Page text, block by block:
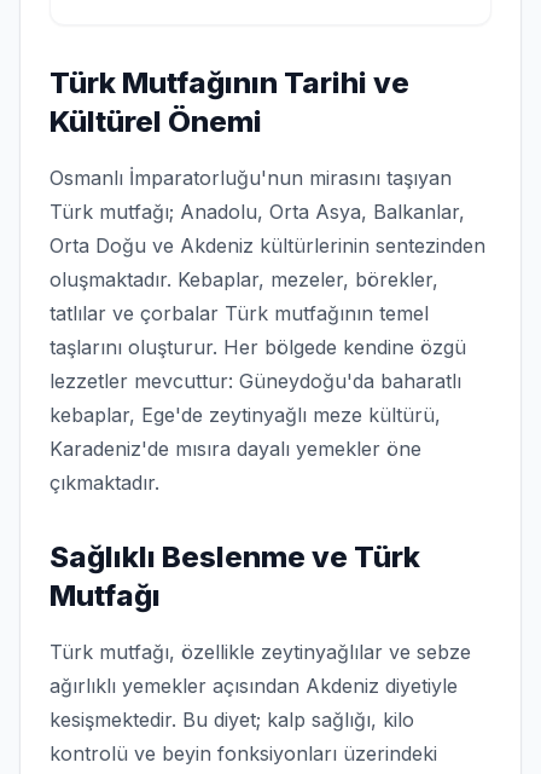
Türk Mutfağının Tarihi ve
Kültürel Önemi
Osmanlı İmparatorluğu'nun mirasını taşıyan
Türk mutfağı; Anadolu, Orta Asya, Balkanlar,
Orta Doğu ve Akdeniz kültürlerinin sentezinden
oluşmaktadır. Kebaplar, mezeler, börekler,
tatlılar ve çorbalar Türk mutfağının temel
taşlarını oluşturur. Her bölgede kendine özgü
lezzetler mevcuttur: Güneydoğu'da baharatlı
kebaplar, Ege'de zeytinyağlı meze kültürü,
Karadeniz'de mısıra dayalı yemekler öne
çıkmaktadır.
Sağlıklı Beslenme ve Türk
Mutfağı
Türk mutfağı, özellikle zeytinyağlılar ve sebze
ağırlıklı yemekler açısından Akdeniz diyetiyle
kesişmektedir. Bu diyet; kalp sağlığı, kilo
kontrolü ve beyin fonksiyonları üzerindeki